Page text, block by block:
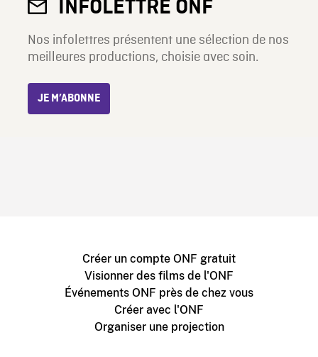
INFOLETTRE ONF
Nos infolettres présentent une sélection de nos
meilleures productions, choisie avec soin.
JE M’ABONNE
Créer un compte ONF gratuit
Visionner des films de l'ONF
Événements ONF près de chez vous
Créer avec l'ONF
Organiser une projection